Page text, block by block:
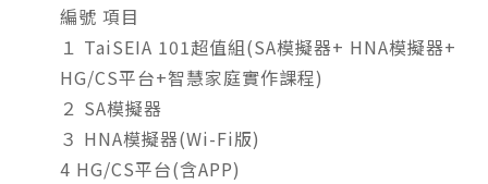
編號 項目
１ TaiSEIA 101超值組(SA模擬器+ HNA模擬器+
HG/CS平台+智慧家庭實作課程)
２ SA模擬器
３ HNA模擬器(Wi-Fi版)
4 HG/CS平台(含APP)